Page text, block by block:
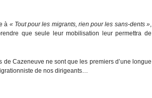
à « Tout pour les migrants, rien pour les sans-dents »,
que seule leur mobilisation leur permettra de
de Cazeneuve ne sont que les premiers d’une longue
de nos dirigeants…